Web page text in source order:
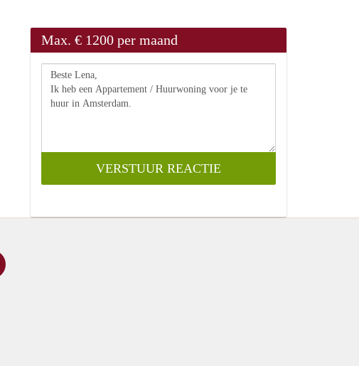
Max. € 1200 per maand